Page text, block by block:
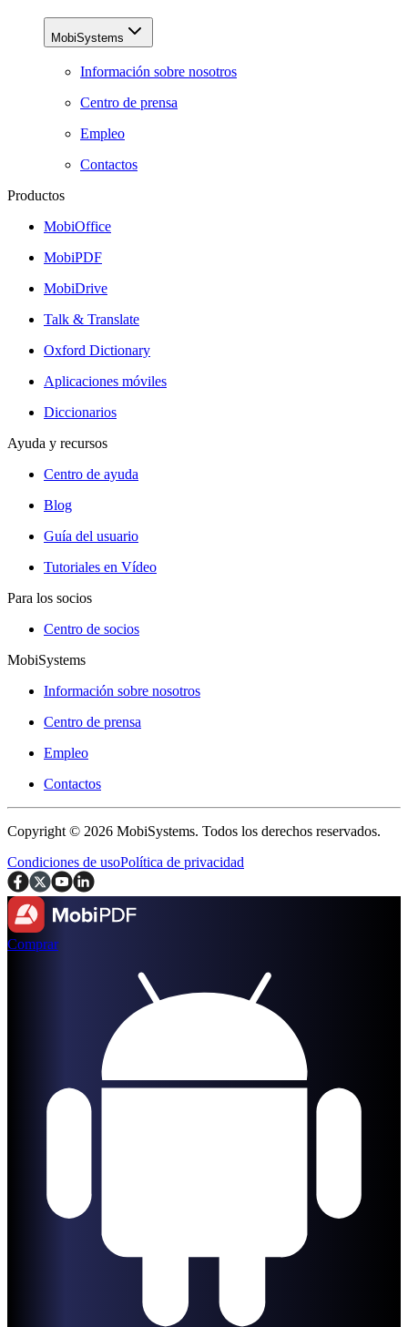
MobiSystems
Información sobre nosotros
Centro de prensa
Empleo
Contactos
Productos
MobiOffice
MobiPDF
MobiDrive
Talk & Translate
Oxford Dictionary
Aplicaciones móviles
Diccionarios
Ayuda y recursos
Centro de ayuda
Blog
Guía del usuario
Tutoriales en Vídeo
Para los socios
Centro de socios
MobiSystems
Información sobre nosotros
Centro de prensa
Empleo
Contactos
Copyright © 2026 MobiSystems. Todos los derechos reservados.
Condiciones de usoPolítica de privacidad
Comprar